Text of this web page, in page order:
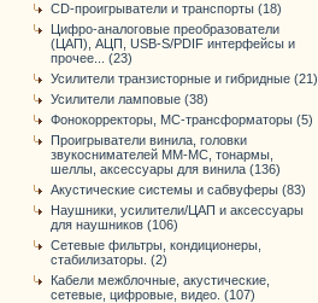
CD-проигрыватели и транспорты (18)
Цифро-аналоговые преобразователи
(ЦАП), АЦП, USB-S/PDIF интерфейсы и
прочее... (23)
Усилители транзисторные и гибридные (21)
Усилители ламповые (38)
Фонокорректоры, МС-трансформаторы (5)
Проигрыватели винила, головки
звукоснимателей ММ-МС, тонармы,
шеллы, аксессуары для винила (136)
Акустические системы и сабвуферы (83)
Наушники, усилители/ЦАП и аксессуары
для наушников (106)
Сетевые фильтры, кондиционеры,
стабилизаторы. (2)
Кабели межблочные, акустические,
сетевые, цифровые, видео. (107)